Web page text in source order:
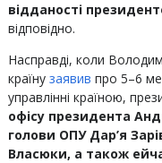
відданості
відповідно.
Насправді, коли
країну заявив про 5–6
управлінні країною,
офісу президента
голови ОПУ Дар’я
Власюки, а також